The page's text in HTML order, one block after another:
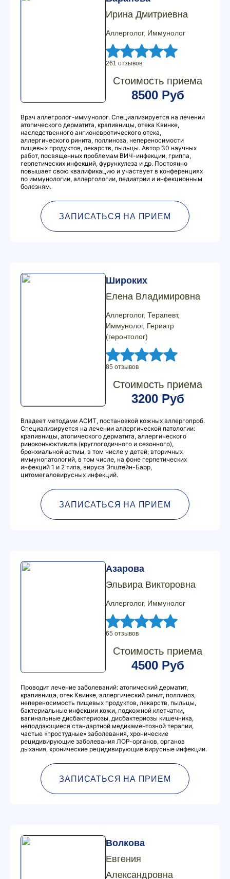
Ирина Дмитриевна
Аллерголог, Иммунолог
261 отзывов
Стоимость приема
8500 Руб
Врач аллегролог-иммунолог. Специализируется на лечении
атопического дерматита, крапивницы, отека Квинке,
наследственного ангионевротического отека,
аллергического ринита, поллиноза, непереносимости
пищевых продуктов, лекарств, пыльцы. Автор 30 научных
работ, посвященных проблемам ВИЧ-инфекции, гриппа,
герпетических инфекций, фурункулеза и др. Постоянно
повышает свою квалификацию и участвует в конференциях
по иммунологии, аллергологии, педиатрии и инфекционным
болезням.
ЗАПИСАТЬСЯ НА ПРИЕМ
Широких
Елена Владимировна
Аллерголог, Терапевт,
Иммунолог, Гериатр
(геронтолог)
85 отзывов
Стоимость приема
3200 Руб
Владеет методами АСИТ, постановкой кожных аллергопроб.
Специализируется на лечении аллергической патологии:
крапивницы, атопического дерматита, аллергического
риноконъюктивита (круглогодичного и сезонного),
бронхиальной астмы, в том числе у детей; вторичных
иммунопатологий, в том числе, на фоне герпетических
инфекций 1 и 2 типа, вируса Эпштейн-Барр,
цитомегаловирусных инфекций.
ЗАПИСАТЬСЯ НА ПРИЕМ
Азарова
Эльвира Викторовна
Аллерголог, Иммунолог
65 отзывов
Стоимость приема
4500 Руб
Проводит лечение заболеваний: атопический дерматит,
крапивница, отек Квинке, аллергический ринит, поллиноз,
непереносимость пищевых продуктов, лекарств, пыльцы,
бактериальные инфекции кожи, подкожной клетчатки,
вагинальные дисбактериозы, дисбактериозы кишечника,
неподдающиеся стандартной медикаментозной терапии,
частые «простудные» заболевания, хронические
рецидивирующие заболевания ЛОР-органов, органов
дыхания, хронические рецидивирующие вирусные инфекции.
ЗАПИСАТЬСЯ НА ПРИЕМ
Волкова
Евгения
Александровна